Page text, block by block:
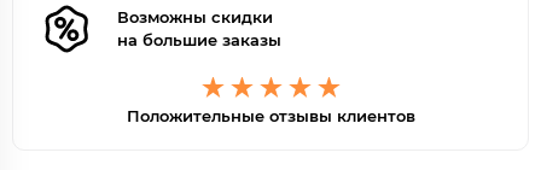
Возможны скидки
на большие заказы
Положительные отзывы клиентов